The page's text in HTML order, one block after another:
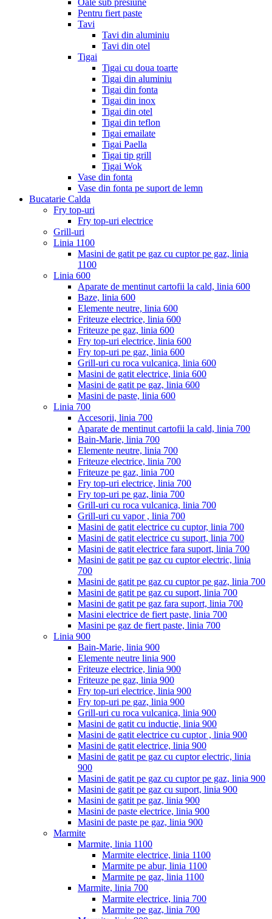
Oale sub presiune
Pentru fiert paste
Tavi
Tavi din aluminiu
Tavi din otel
Tigai
Tigai cu doua toarte
Tigai din aluminiu
Tigai din fonta
Tigai din inox
Tigai din otel
Tigai din teflon
Tigai emailate
Tigai Paella
Tigai tip grill
Tigai Wok
Vase din fonta
Vase din fonta pe suport de lemn
Bucatarie Calda
Fry top-uri
Fry top-uri electrice
Grill-uri
Linia 1100
Masini de gatit pe gaz cu cuptor pe gaz, linia
1100
Linia 600
Aparate de mentinut cartofii la cald, linia 600
Baze, linia 600
Elemente neutre, linia 600
Friteuze electrice, linia 600
Friteuze pe gaz, linia 600
Fry top-uri electrice, linia 600
Fry top-uri pe gaz, linia 600
Grill-uri cu roca vulcanica, linia 600
Masini de gatit electrice, linia 600
Masini de gatit pe gaz, linia 600
Masini de paste, linia 600
Linia 700
Accesorii, linia 700
Aparate de mentinut cartofii la cald, linia 700
Bain-Marie, linia 700
Elemente neutre, linia 700
Friteuze electrice, linia 700
Friteuze pe gaz, linia 700
Fry top-uri electrice, linia 700
Fry top-uri pe gaz, linia 700
Grill-uri cu roca vulcanica, linia 700
Grill-uri cu vapor , linia 700
Masini de gatit electrice cu cuptor, linia 700
Masini de gatit electrice cu suport, linia 700
Masini de gatit electrice fara suport, linia 700
Masini de gatit pe gaz cu cuptor electric, linia
700
Masini de gatit pe gaz cu cuptor pe gaz, linia 700
Masini de gatit pe gaz cu suport, linia 700
Masini de gatit pe gaz fara suport, linia 700
Masini electrice de fiert paste, linia 700
Masini pe gaz de fiert paste, linia 700
Linia 900
Bain-Marie, linia 900
Elemente neutre linia 900
Friteuze electrice, linia 900
Friteuze pe gaz, linia 900
Fry top-uri electrice, linia 900
Fry top-uri pe gaz, linia 900
Grill-uri cu roca vulcanica, linia 900
Masini de gatit cu inductie, linia 900
Masini de gatit electrice cu cuptor , linia 900
Masini de gatit electrice, linia 900
Masini de gatit pe gaz cu cuptor electric, linia
900
Masini de gatit pe gaz cu cuptor pe gaz, linia 900
Masini de gatit pe gaz cu suport, linia 900
Masini de gatit pe gaz, linia 900
Masini de paste electrice, linia 900
Masini de paste pe gaz, linia 900
Marmite
Marmite, linia 1100
Marmite electrice, linia 1100
Marmite pe abur, linia 1100
Marmite pe gaz, linia 1100
Marmite, linia 700
Marmite electrice, linia 700
Marmite pe gaz, linia 700